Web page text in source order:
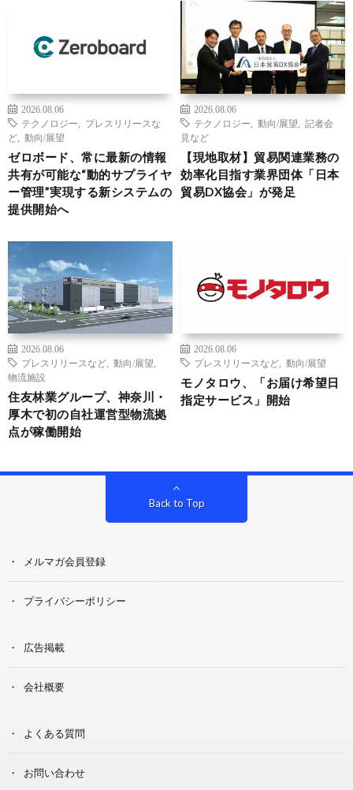
2026.08.06
テクノロジー
プレスリリースな
ど
動向/展望
ゼロボード、常に最新の情報
共有が可能な“動的サプライヤ
ー管理”実現する新システムの
提供開始へ
2026.08.06
テクノロジー
動向/展望
記者会
見など
【現地取材】貿易関連業務の
効率化目指す業界団体「日本
貿易DX協会」が発足
2026.08.06
プレスリリースなど
動向/展望
物流施設
住友林業グループ、神奈川・
厚木で初の自社運営型物流拠
点が稼働開始
2026.08.06
プレスリリースなど
動向/展望
モノタロウ、「お届け希望日
指定サービス」開始
Back to Top
メルマガ会員登録
プライバシーポリシー
広告掲載
会社概要
よくある質問
お問い合わせ